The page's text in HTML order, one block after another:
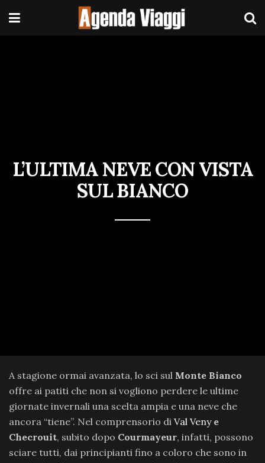
L’ULTIMA NEVE CON VISTA
SUL BIANCO
A stagione ormai avanzata, lo sci sul Monte Bianco
offre ai patiti che non si vogliono perdere le ultime
giornate invernali una scelta ampia e una neve che
ancora “tiene”. Nel comprensorio di Val Venye
Checrouit, subito dopo Courmayeur, infatti, possono
sciare tutti, dai principianti fino a coloro che sono in